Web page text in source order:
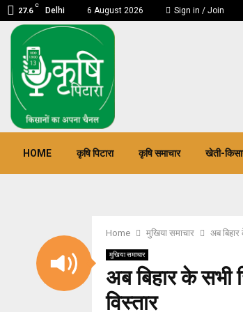
27.6
C
Delhi 6 August 2026 Sign in / Join
HOME कृषि पिटारा कृषि समाचार खेती-
Home मुखिया समाचार अब बिहार
मुखिया समाचार
अब बिहार के सभी
विस्तार